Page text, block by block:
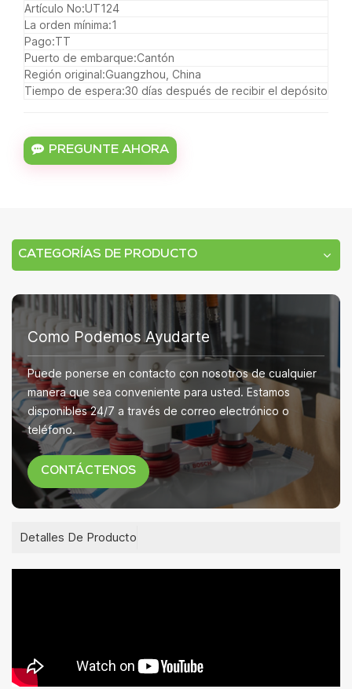
Artículo No:UT124
La orden mínima:1
Pago:TT
Puerto de embarque:Cantón
Región original:Guangzhou, China
Tiempo de espera:30 días después de recibir el depósito
PREGUNTE AHORA
CATEGORÍAS DE PRODUCTO
Como Podemos Ayudarte
Puede ponerse en contacto con nosotros de cualquier
manera que sea conveniente para usted. Estamos
disponibles 24/7 a través de correo electrónico o
teléfono.
CONTÁCTENOS
Detalles De Producto